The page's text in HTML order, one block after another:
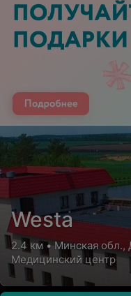
Westa
2.4 км • Минская обл.,
Медицинский центр